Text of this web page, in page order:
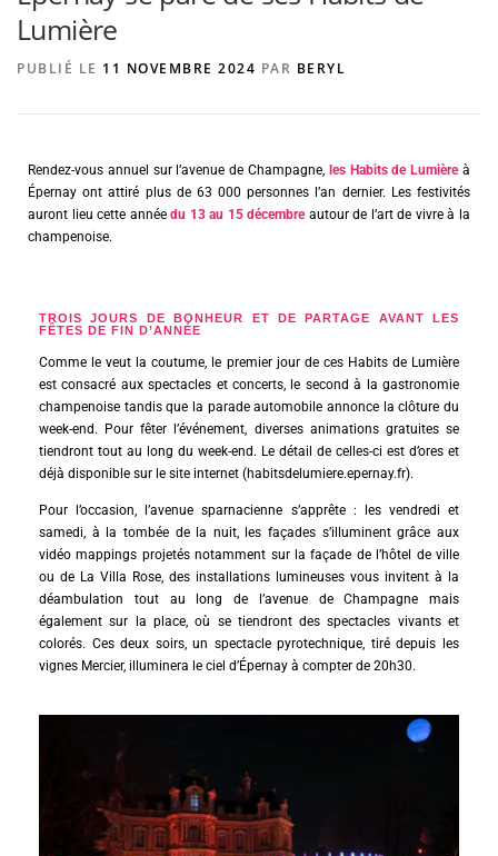
AGENCE DE PUBLICITÉ
Lumière
PUBLIÉ LE 11 NOVEMBRE 2024 PAR BERYL
Rendez-vous annuel sur l’avenue de Champagne, les Habits de Lumièreà
Épernay ont attiré plus de 63 000 personnes l’an dernier. Les festivités
auront lieu cette annéedu 13 au 15 décembreautour de l’art de vivre à la
champenoise.
TROIS JOURS DE BONHEUR ET DE PARTAGE AVANT LES
FÊTES DE FIN D’ANNÉE
Comme le veut la coutume, le premier jour de ces Habits de Lumière
est consacré aux spectacles et concerts, le second à la gastronomie
champenoise tandis que la parade automobile annonce la clôture du
week-end. Pour fêter l’événement, diverses animations gratuites se
tiendront tout au long du week-end. Le détail de celles-ci est d’ores et
déjà disponible sur le site internet (habitsdelumiere.epernay.fr).
Pour l’occasion, l’avenue sparnacienne s’apprête : les vendredi et
samedi, à la tombée de la nuit, les façades s’illuminent grâce aux
vidéo mappings projetés notamment sur la façade de l’hôtel de ville
ou de La Villa Rose, des installations lumineuses vous invitent à la
déambulation tout au long de l’avenue de Champagne mais
également sur la place, où se tiendront des spectacles vivants et
colorés. Ces deux soirs, un spectacle pyrotechnique, tiré depuis les
vignes Mercier, illuminera le ciel d’Épernay à compter de 20h30.